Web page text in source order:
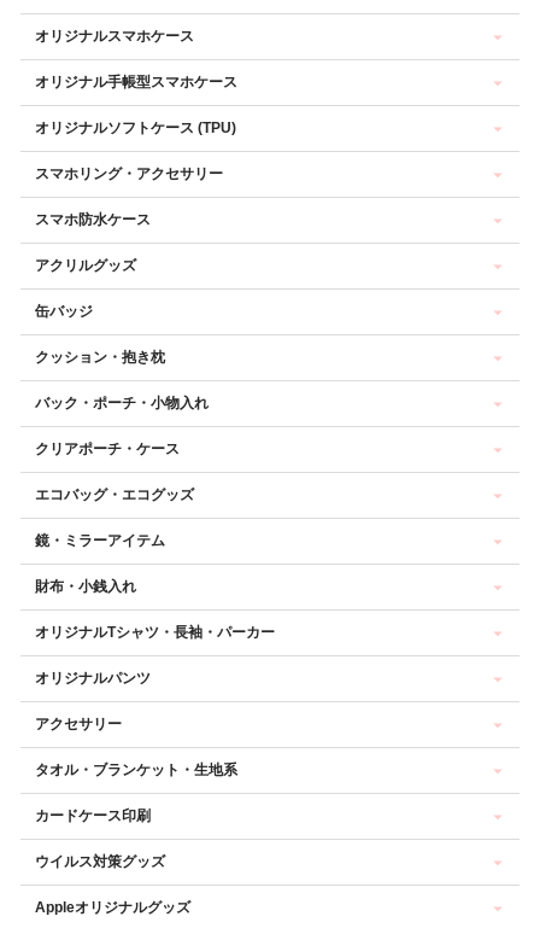
オリジナルスマホケース
オリジナル手帳型スマホケース
オリジナルソフトケース (TPU)
スマホリング・アクセサリー
スマホ防水ケース
アクリルグッズ
缶バッジ
クッション・抱き枕
バック・ポーチ・小物入れ
クリアポーチ・ケース
エコバッグ・エコグッズ
鏡・ミラーアイテム
財布・小銭入れ
オリジナルTシャツ・長袖・パーカー
オリジナルパンツ
アクセサリー
タオル・ブランケット・生地系
カードケース印刷
ウイルス対策グッズ
Appleオリジナルグッズ